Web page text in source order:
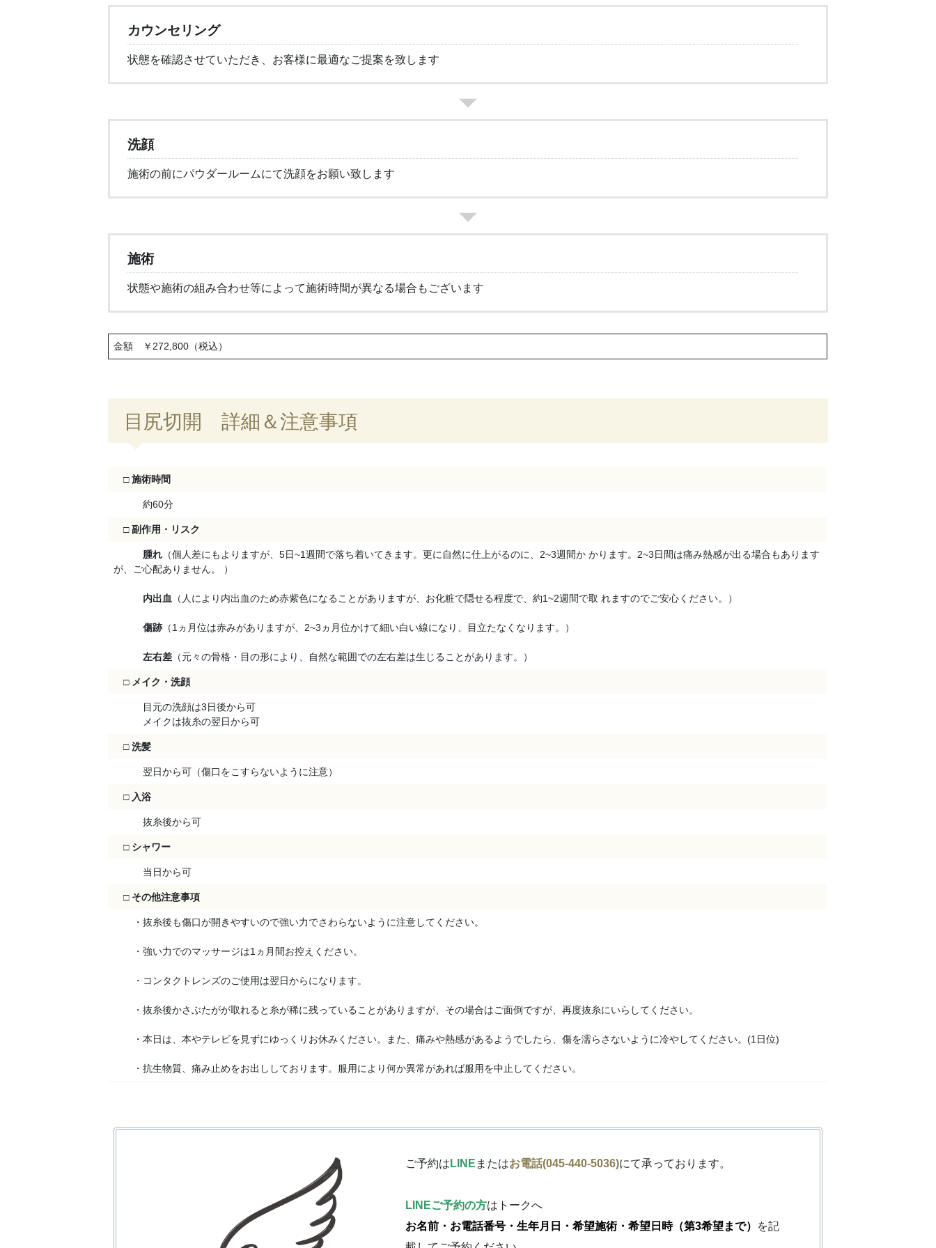
カウンセリング
状態を確認させていただき、お客様に最適なご提案を致します
洗顔
施術の前にパウダールームにて洗顔をお願い致します
施術
状態や施術の組み合わせ等によって施術時間が異なる場合もございます
金額 ￥272,800（税込）
目尻切開 詳細＆注意事項
□施術時間
約60分
□副作用・リスク
腫れ （個人差にもよりますが、5日~1週間で落ち着いてきます。更に自然に仕上がるのに、2~3週間か かります。2~3日間は痛み熱感が出る場合もあります
が、ご心配ありません。 ）
内出血 （人により内出血のため赤紫色になることがありますが、お化粧で隠せる程度で、約1~2週間で取 れますのでご安心ください。）
傷跡 （1ヵ月位は赤みがありますが、2~3ヵ月位かけて細い白い線になり、目立たなくなります。）
左右差 （元々の骨格・目の形により、自然な範囲での左右差は生じることがあります。）
□メイク・洗顔
目元の洗顔は3日後から可
メイクは抜糸の翌日から可
□洗髪
翌日から可（傷口をこすらないように注意）
□ 入浴
抜糸後から可
□ シャワー
当日から可
□ その他注意事項
・抜糸後も傷口が開きやすいので強い力でさわらないように注意してください。
・強い力でのマッサージは1ヵ月間お控えください。
・コンタクトレンズのご使用は翌日からになります。
・抜糸後かさぶたがが取れると糸が稀に残っていることがありますが、その場合はご面倒ですが、再度抜糸にいらしてください。
・本日は、本やテレビを見ずにゆっくりお休みください。また、痛みや熱感があるようでしたら、傷を濡らさないように冷やしてください。(1日位)
・抗生物質、痛み止めをお出ししております。服用により何か異常があれば服用を中止してください。
ご予約は LINE またはお電話(045-440-5036)にて承っております。
LINEご予約の方はトークへ
お名前・お電話番号・生年月日・希望施術・希望日時（第3希望まで）
を記